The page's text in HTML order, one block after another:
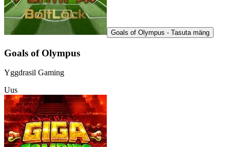
Goals of Olympus - Tasuta mäng
Goals of Olympus
Yggdrasil Gaming
Uus